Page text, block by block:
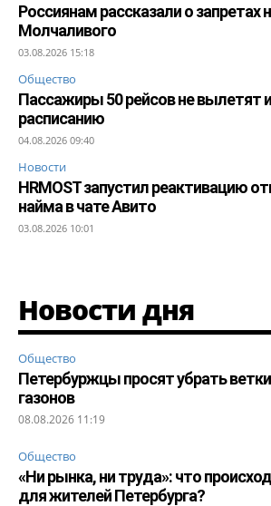
Россиянам рассказали о запретах
Молчаливого
03.08.2026 15:18
Общество
Пассажиры 50 рейсов не вылетят
расписанию
04.08.2026 09:40
Новости
HRMOST запустил реактивацию
найма в чате Авито
03.08.2026 10:01
Новости дня
Общество
Петербуржцы просят убрать
газонов
08.08.2026 11:19
Общество
«Ни рынка, ни труда»: что
для жителей Петербурга?